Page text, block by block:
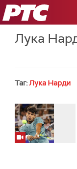
РТС
Лука
Таг:Лука Нарди